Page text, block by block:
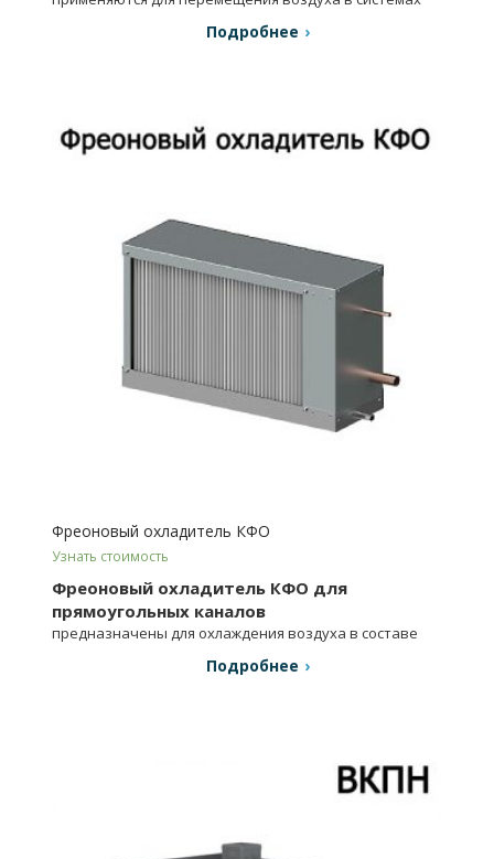
Подробнее
Фреоновый охладитель КФО
Узнать стоимость
Фреоновый охладитель КФО для
прямоугольных каналов
предназначены для охлаждения воздуха в составе
Подробнее